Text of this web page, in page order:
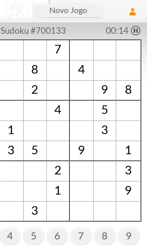
Novo Jogo
Sudoku #700133 00:15
7
8
4
2 9
8
4
5
1
3
3 5 9
1
2
3
1
9
3
4 5 6 7 8 9